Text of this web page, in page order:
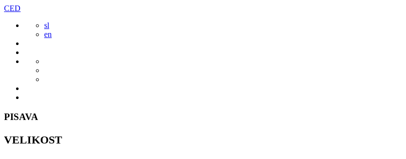
Preskoči
vsebine
CED
sl
en
PISAVA
VELIKOST